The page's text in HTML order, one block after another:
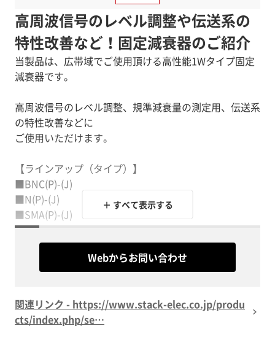
高周波信号のレベル調整や伝送系の
特性改善など！固定減衰器のご紹介
当製品は、広帯域でご使用頂ける高性能1Wタイプ固定
減衰器です。
高周波信号のレベル調整、規準減衰量の測定用、伝送系
の特性改善などに
ご使用いただけます。
【ラインアップ（タイプ）】
■BNC(P)-(J)
■N(P)-(J)
■SMA(P)-(J)
■TNC(J)-(J)
■TNC(P)-(J)
※詳しくはPDF資料をご覧いただくか、お気軽にお問い
＋ すべて表示する
Webからお問い合わせ
関連リンク - https://www.stack-elec.co.jp/produ
cts/index.php/se…